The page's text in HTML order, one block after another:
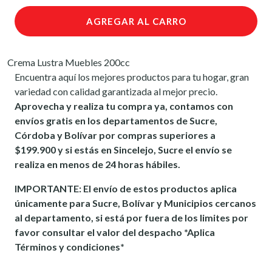
AGREGAR AL CARRO
Crema Lustra Muebles 200cc
Encuentra aquí los mejores productos para tu hogar, gran
variedad con calidad garantizada al mejor precio.
Aprovecha y realiza tu compra ya, contamos con
envíos gratis en los departamentos de Sucre,
Córdoba y Bolívar por compras superiores a
$199.900 y si estás en Sincelejo, Sucre el envío se
realiza en menos de 24 horas hábiles.
IMPORTANTE: El envío de estos productos aplica
únicamente para Sucre, Bolívar y Municipios cercanos
al departamento, si está por fuera de los limites por
favor consultar el valor del despacho *Aplica
Términos y condiciones*